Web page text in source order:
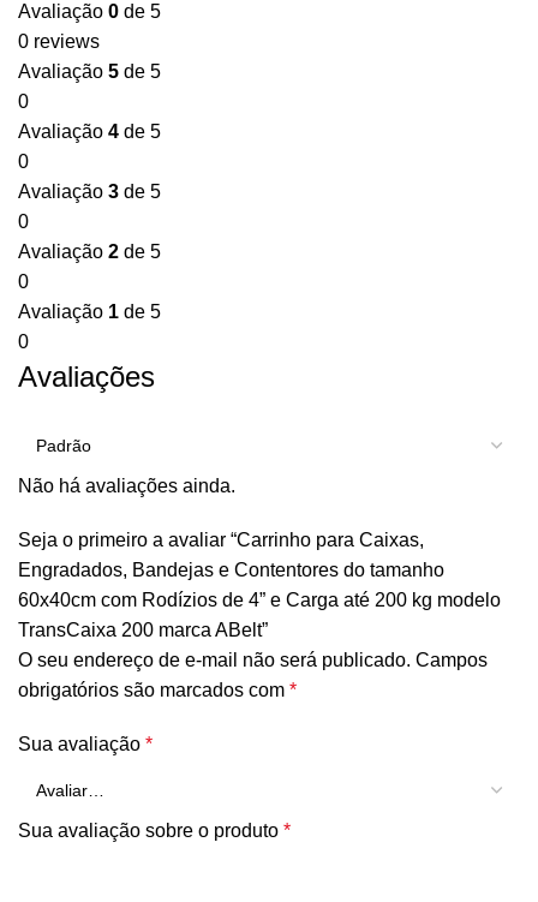
Avaliação 0 de 5
0 reviews
Avaliação 5 de 5
0
Avaliação 4 de 5
0
Avaliação 3 de 5
0
Avaliação 2 de 5
0
Avaliação 1 de 5
0
Avaliações
Não há avaliações ainda.
Seja o primeiro a avaliar “Carrinho para Caixas,
Engradados, Bandejas e Contentores do tamanho
60x40cm com Rodízios de 4” e Carga até 200 kg modelo
TransCaixa 200 marca ABelt”
O seu endereço de e-mail não será publicado. Campos
obrigatórios são marcados com *
Sua avaliação *
Sua avaliação sobre o produto *